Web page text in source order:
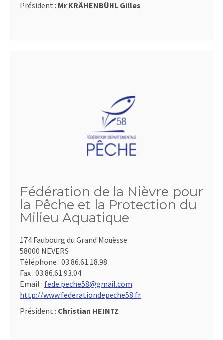
Président : Mr KRÄHENBÜHL Gilles
Fédération de la Nièvre pour
la Pêche et la Protection du
Milieu Aquatique
174 Faubourg du Grand Mouësse
58000 NEVERS
Téléphone : 03.86.61.18.98
Fax : 03.86.61.93.04
Email : fede.peche58@gmail.com
http://www.federationdepeche58.fr
Président : Christian HEINTZ